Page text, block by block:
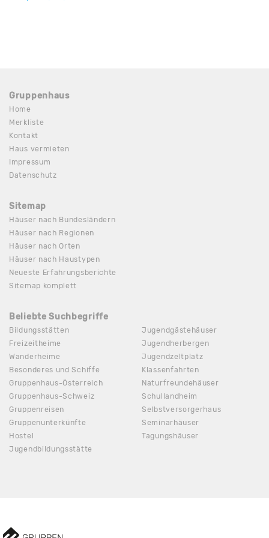
Gruppenhaus
Home
Merkliste
Kontakt
Haus vermieten
Impressum
Datenschutz
Sitemap
Häuser nach Bundesländern
Häuser nach Regionen
Häuser nach Orten
Häuser nach Haustypen
Neueste Erfahrungsberichte
Sitemap komplett
Beliebte Suchbegriffe
Bildungsstätten
Freizeitheime
Wanderheime
Besonderes und Schiffe
Gruppenhaus-Österreich
Gruppenhaus-Schweiz
Gruppenreisen
Gruppenunterkünfte
Hostel
Jugendbildungsstätte
Jugendgästehäuser
Jugendherbergen
Jugendzeltplatz
Klassenfahrten
Naturfreundehäuser
Schullandheim
Selbstversorgerhaus
Seminarhäuser
Tagungshäuser